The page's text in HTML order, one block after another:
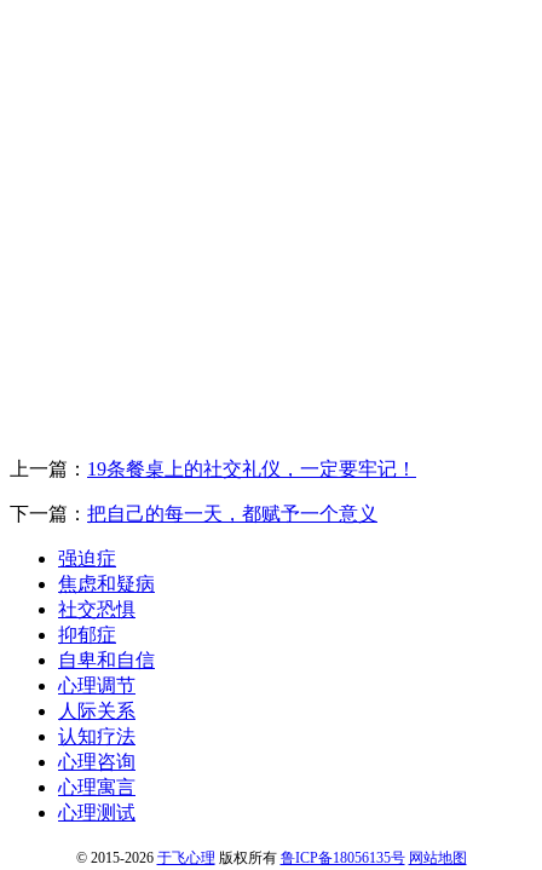
上一篇： 19条餐桌上的社交礼仪，一定要牢记！
下一篇： 把自己的每一天，都赋予一个意义
强迫症
焦虑和疑病
社交恐惧
抑郁症
自卑和自信
心理调节
人际关系
认知疗法
心理咨询
心理寓言
心理测试
© 2015-2026 于飞心理 版权所有 鲁ICP备18056135号 网站地图